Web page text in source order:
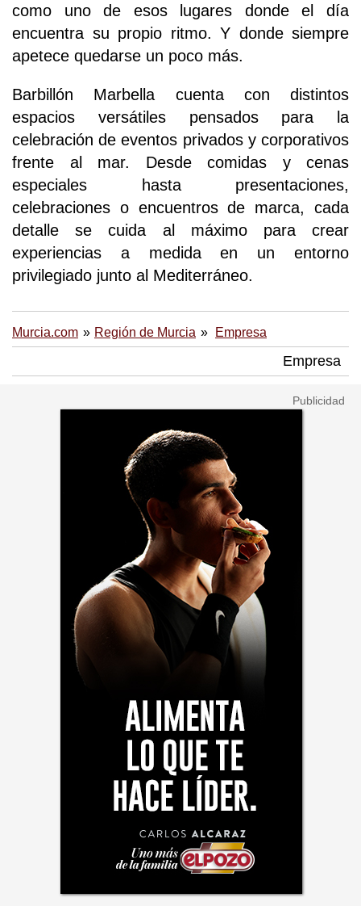
como uno de esos lugares donde el día
encuentra su propio ritmo. Y donde siempre
apetece quedarse un poco más.
Barbillón Marbella cuenta con distintos
espacios versátiles pensados para la
celebración de eventos privados y corporativos
frente al mar. Desde comidas y cenas
especiales hasta presentaciones,
celebraciones o encuentros de marca, cada
detalle se cuida al máximo para crear
experiencias a medida en un entorno
privilegiado junto al Mediterráneo.
Murcia.com Región de Murcia Empresa
Empresa